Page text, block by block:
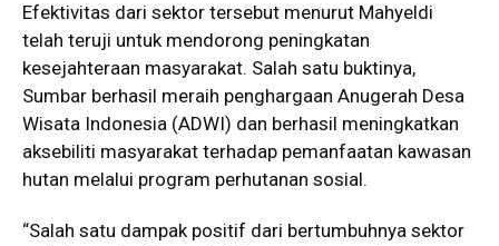
Efektivitas dari sektor tersebut menurut Mahyeldi
telah teruji untuk mendorong peningkatan
kesejahteraan masyarakat. Salah satu buktinya,
Sumbar berhasil meraih penghargaan Anugerah Desa
Wisata Indonesia (ADWI) dan berhasil meningkatkan
aksebiliti masyarakat terhadap pemanfaatan kawasan
hutan melalui program perhutanan sosial.
“Salah satu dampak positif dari bertumbuhnya sektor